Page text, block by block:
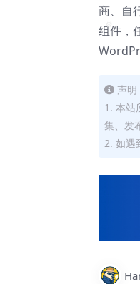
❅
商、自
组件，
声明
1. 本站
集、发
2. 如遇